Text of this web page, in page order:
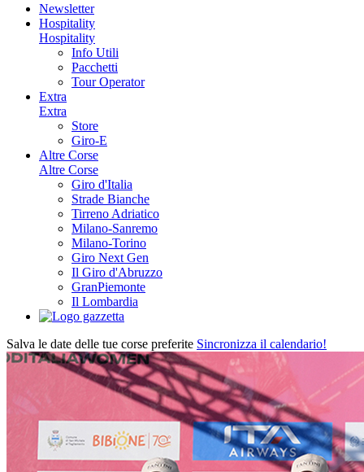
Newsletter
Hospitality
Hospitality
Info Utili
Pacchetti
Tour Operator
Extra
Extra
Store
Giro-E
Altre Corse
Altre Corse
Giro d'Italia
Strade Bianche
Tirreno Adriatico
Milano-Sanremo
Milano-Torino
Giro Next Gen
Il Giro d'Abruzzo
GranPiemonte
Il Lombardia
Salva le date delle tue corse preferite Sincronizza il calendario!